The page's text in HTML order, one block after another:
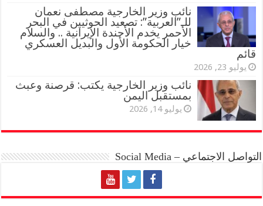
نائب وزير الخارجية مصطفى نعمان
للـ”العربية”: تصعيد الحوثيين في البحر
الأحمر يخدم الأجندة الإيرانية .. والسلام
خيار الحكومة الأول والبديل العسكري
قائم
يوليو 23, 2026
نائب وزير الخارجية يكتب: قرصنة وعبث
بمستقبل اليمن
يوليو 14, 2026
التواصل الاجتماعي – Social Media